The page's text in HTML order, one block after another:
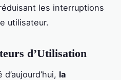
les interruptions
utilisateur.
d’Utilisation
la